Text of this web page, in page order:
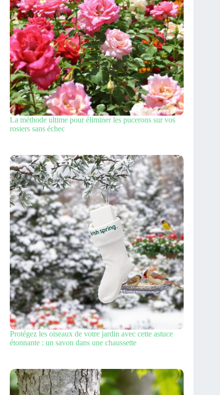
La méthode ultime pour éliminer les pucerons sur vos
rosiers sans échec
Protégez les oiseaux de votre jardin avec cette astuce
étonnante : un savon dans une chaussette